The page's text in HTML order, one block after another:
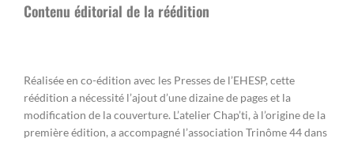
Contenu éditorial de la réédition
Réalisée en co-édition avec les Presses de l’EHESP, cette
réédition a nécessité l’ajout d’une dizaine de pages et la
modification de la couverture. L’atelier Chap’ti, à l’origine de la
première édition, a accompagné l’association Trinôme 44 dans